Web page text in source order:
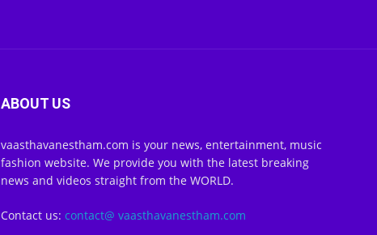
ABOUT US
vaasthavanestham.com is your news, entertainment, music
fashion website. We provide you with the latest breaking
news and videos straight from the WORLD.
Contact us: contact@ vaasthavanestham.com